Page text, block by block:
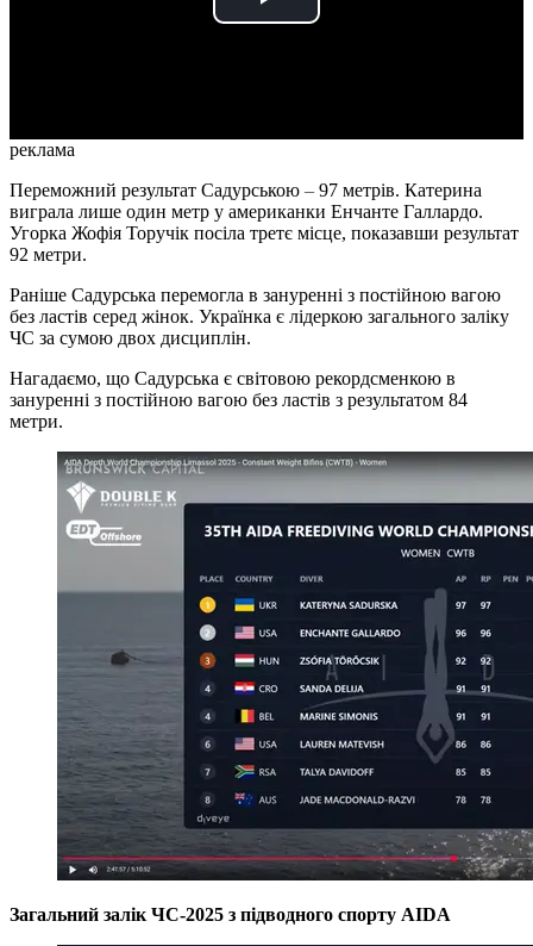
Play
реклама
Переможний результат Садурською – 97 метрів. Катерина
виграла лише один метр у американки Енчанте Галлардо.
Угорка Жофія Торучік посіла третє місце, показавши результат
92 метри.
Раніше Садурська перемогла в зануренні з постійною вагою
без ластів серед жінок. Українка є лідеркою загального заліку
ЧС за сумою двох дисциплін.
Нагадаємо, що Садурська є світовою рекордсменкою в
зануренні з постійною вагою без ластів з результатом 84
метри.
Загальний залік ЧС-2025 з підводного спорту AIDA